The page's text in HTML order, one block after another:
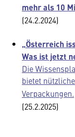
mehr als 10
(24.2.2024)
„Österreich
Was ist jetzt
Die
bietet
Verpackungen.
(25.2.2025)